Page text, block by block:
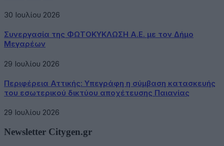
30 Ιουλίου 2026
Συνεργασία της ΦΩΤΟΚΥΚΛΩΣΗ Α.Ε. με τον Δήμο
Μεγαρέων
29 Ιουλίου 2026
Περιφέρεια Αττικής: Υπεγράφη η σύμβαση κατασκευής
του εσωτερικού δικτύου αποχέτευσης Παιανίας
29 Ιουλίου 2026
Newsletter Citygen.gr